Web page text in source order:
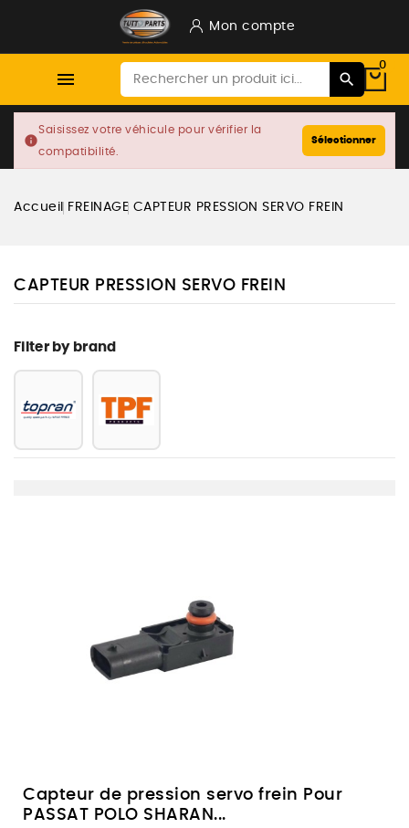
Mon compte

0
info
Saisissez votre véhicule pour vérifier la
compatibilité.
Sélectionner
Accueil FREINAGE CAPTEUR PRESSION SERVO FREIN
CAPTEUR PRESSION SERVO FREIN
Filter by brand
Capteur de pression servo frein Pour
PASSAT POLO SHARAN...